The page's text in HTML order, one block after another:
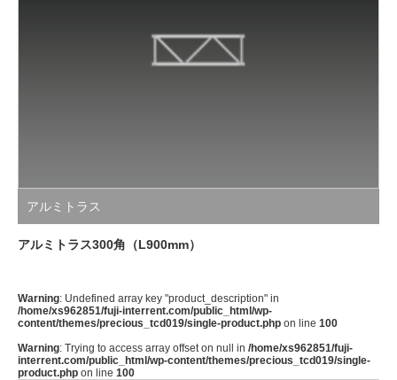
アルミトラス
アルミトラス300角（L900mm）
Warning: Undefined array key "product_description" in
/home/xs962851/fuji-interrent.com/public_html/wp-
content/themes/precious_tcd019/single-product.php on line 100
Warning: Trying to access array offset on null in /home/xs962851/fuji-
interrent.com/public_html/wp-content/themes/precious_tcd019/single-
product.php on line 100